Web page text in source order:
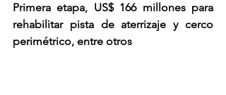
Primera etapa, US$ 166 millones para
rehabilitar pista de aterrizaje y cerco
perimétrico, entre otros